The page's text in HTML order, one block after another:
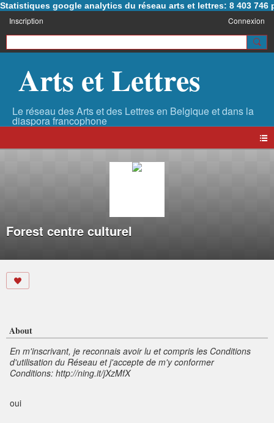
Statistiques google analytics du réseau arts et lettres: 8 403 746
Inscription Connexion
Arts et Lettres
Forest centre culturel
About
En m'inscrivant, je reconnais avoir lu et compris les Conditions
d'utilisation du Réseau et j'accepte de m'y conformer
Conditions: http://ning.it/jXzMfX
oui